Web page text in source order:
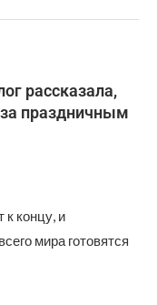
рассказала,
праздничным
концу, и
мира готовятся